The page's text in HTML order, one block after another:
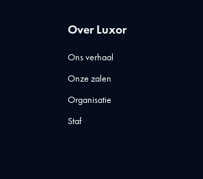
Over Luxor
Ons verhaal
Onze zalen
Organisatie
Staf